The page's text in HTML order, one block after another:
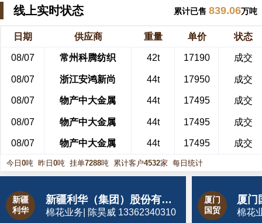
线上实时状态 累计已售 839.06万吨
日期 供应商 重量 单价
状态
08/07
浙江安鸿新尚 44t 17950 成交
08/07 物产中大金属 44t 17495 成交
08/07 物产中大金属 44t 17495 成交
08/07 物产中大金属 44t 17495 成交
08/07 物产中大金属 43t 17495 成交
今日 0吨 昨日 0吨 挂单7288吨 累计客户4532家 每日统计
新疆
利华
新疆利华（集团）股份有限公司
棉花业务| 陈昊威 13362340310
厦门
国贸
厦门
棉花